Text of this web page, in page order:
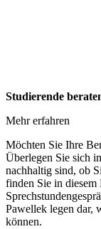
Studierende
Mehr erfahren
Möchten Sie Ihre
Überlegen Sie sich
nachhaltig sind, ob
finden Sie in
Pawellek legen dar,
können.